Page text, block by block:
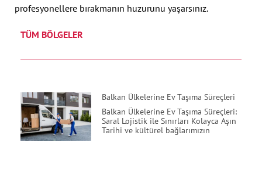
profesyonellere bırakmanın huzurunu yaşarsınız.
TÜM BÖLGELER
Balkan Ülkelerine Ev Taşıma Süreçleri
Balkan Ülkelerine Ev Taşıma Süreçleri:
Saral Lojistik ile Sınırları Kolayca Aşın
Tarihi ve kültürel bağlarımızın